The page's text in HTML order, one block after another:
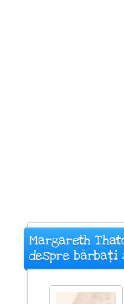
Margareth
despre bărbați